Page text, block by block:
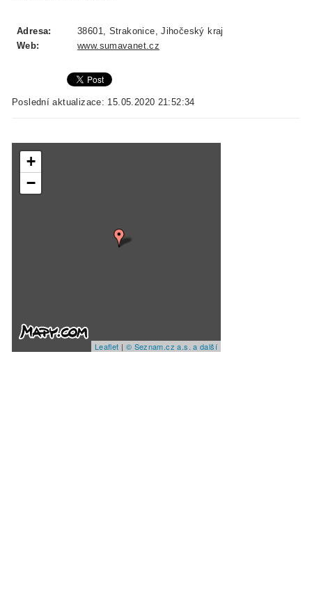
Adresa:
38601, Strakonice, Jihočeský kraj
Web:
www.sumavanet.cz
Poslední aktualizace: 15.05.2020 21:52:34
+
−
Leaflet | © Seznam.cz a.s. a další